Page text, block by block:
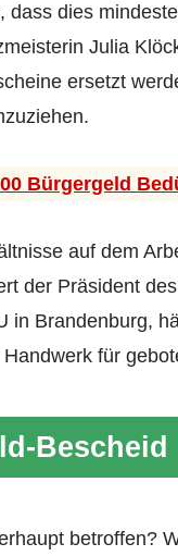
dass dies
Julia
ersetzt
Bürgergeld
auf dem
der Präsident
in Brandenburg,
für
betroffen?